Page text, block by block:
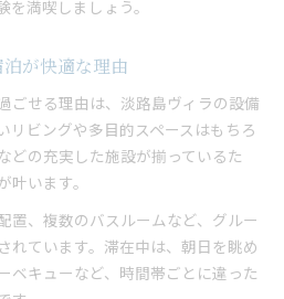
満喫しましょう。
が快適な理由
ごせる理由は、淡路島ヴィラの設備
リビングや多目的スペースはもちろ
どの充実した施設が揃っているた
います。
置、複数のバスルームなど、グルー
れています。滞在中は、朝日を眺め
ベキューなど、時間帯ごとに違った